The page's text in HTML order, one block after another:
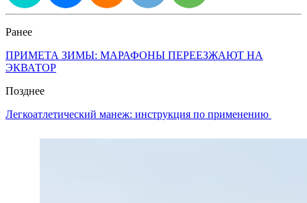
Ранее
ПРИМЕТА ЗИМЫ: МАРАФОНЫ ПЕРЕЕЗЖАЮТ НА
ЭКВАТОР
Позднее
Легкоатлетический манеж: инструкция по применению